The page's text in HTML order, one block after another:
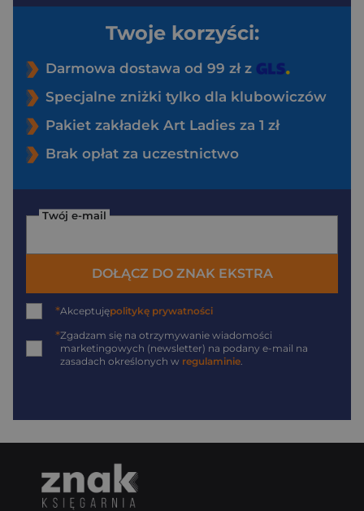
Twoje korzyści:
Darmowa dostawa od 99 zł z
Specjalne zniżki tylko dla klubowiczów
Pakiet zakładek Art Ladies za 1 zł
Brak opłat za uczestnictwo
Twój e-mail
DOŁĄCZ DO ZNAK EKSTRA
*Akceptujępolitykę prywatności
*Zgadzam się na otrzymywanie wiadomości
marketingowych (newsletter) na podany e-mail na
zasadach określonych w regulaminie